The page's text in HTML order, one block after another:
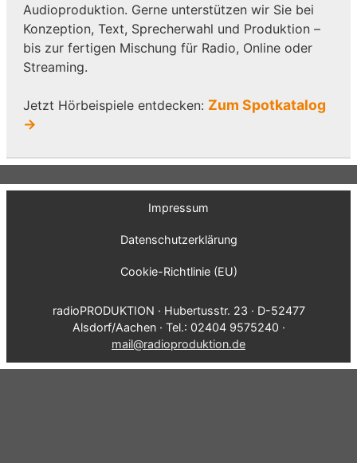
Audioproduktion. Gerne unterstützen wir Sie bei
Konzeption, Text, Sprecherwahl und Produktion –
bis zur fertigen Mischung für Radio, Online oder
Streaming.
Jetzt Hörbeispiele entdecken: Zum Spotkatalog
→
Impressum
Datenschutzerklärung
Cookie-Richtlinie (EU)
radioPRODUKTION · Hubertusstr. 23 · D-52477
Alsdorf/Aachen · Tel.: 02404 9575240 ·
mail@radioproduktion.de